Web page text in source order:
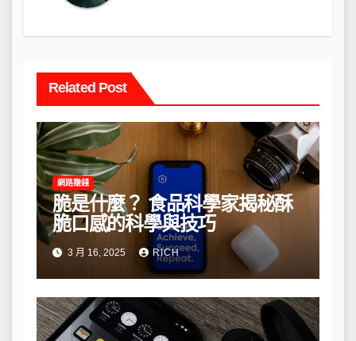
Related Post
網路賺錢
脆是什麼？ 食品科學家揭秘酥
脆口感的科學與技巧
3 月 16, 2025 RICH